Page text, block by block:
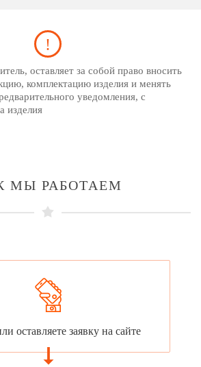
оставляет за собой право вносить
комплектацию изделия и менять
уведомления, с
изделия
МЫ РАБОТАЕМ
оставляете заявку на сайте